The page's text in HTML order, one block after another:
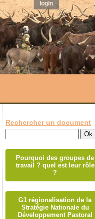
Rechercher un document
Pourquoi des groupes de
travail ? quel est leur rôle
?
G1 régionalisation de la
Stratégie Nationale du
Développement Pastoral
login